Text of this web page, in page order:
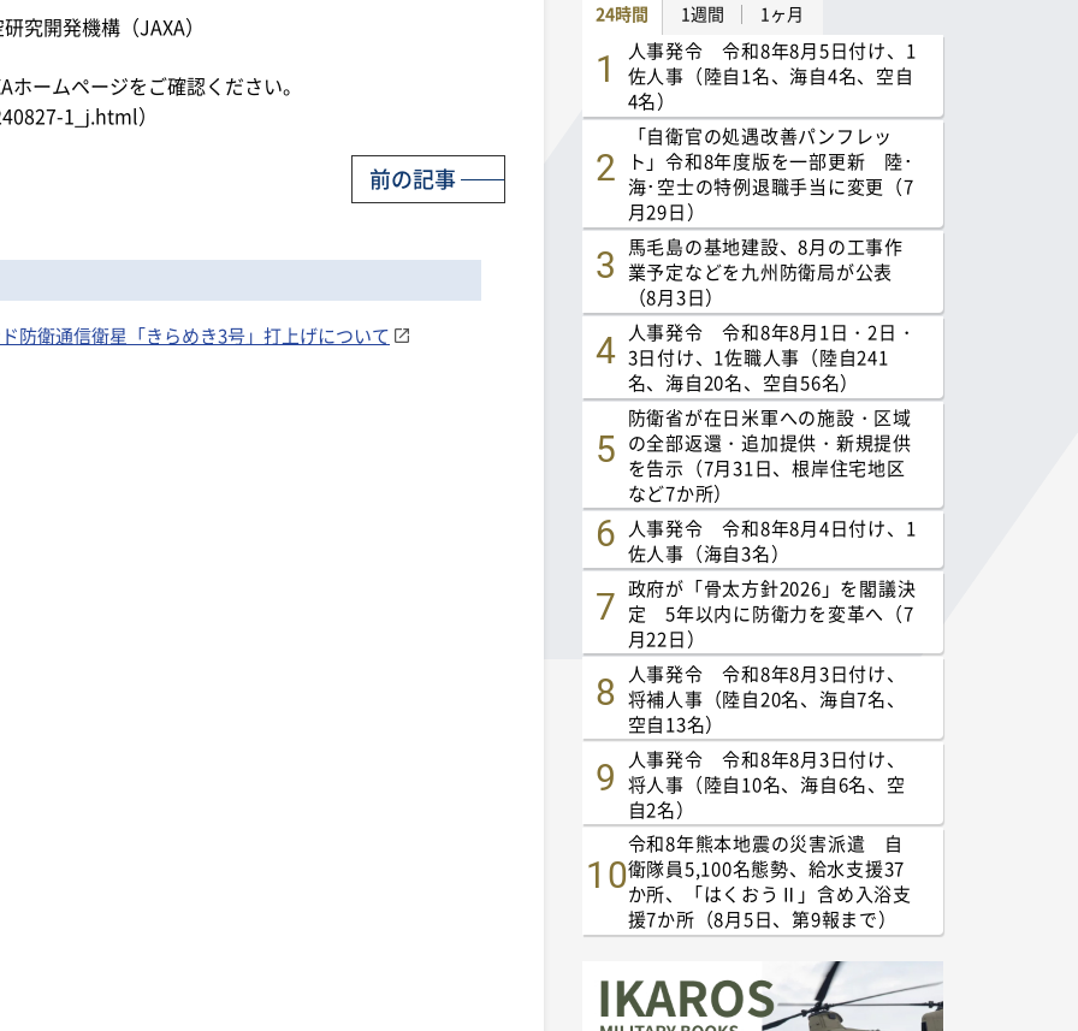
究開発機構（JAXA）
ームページをご確認ください。
1_j.html）
前の記事
防衛通信衛星「きらめき3号」打上げについて
24時間 1週間 1ヶ月
人事発令 令和8年8月5日付け、1
佐人事（陸自1名、海自4名、空自
4名）
「自衛官の処遇改善パンフレッ
ト」令和8年度版を一部更新 陸･
海･空士の特例退職手当に変更（7
月29日）
馬毛島の基地建設、8月の工事作
業予定などを九州防衛局が公表
（8月3日）
人事発令 令和8年8月1日・2日・
3日付け、1佐職人事（陸自241
名、海自20名、空自56名）
防衛省が在日米軍への施設・区域
の全部返還・追加提供・新規提供
を告示（7月31日、根岸住宅地区
など7か所）
人事発令 令和8年8月4日付け、1
佐人事（海自3名）
政府が「骨太方針2026」を閣議決
定 5年以内に防衛力を変革へ（7
月22日）
人事発令 令和8年8月3日付け、
将補人事（陸自20名、海自7名、
空自13名）
人事発令 令和8年8月3日付け、
将人事（陸自10名、海自6名、空
自2名）
令和8年熊本地震の災害派遣 自
衛隊員5,100名態勢、給水支援37
か所、「はくおうⅡ」含め入浴支
援7か所（8月5日、第9報まで）